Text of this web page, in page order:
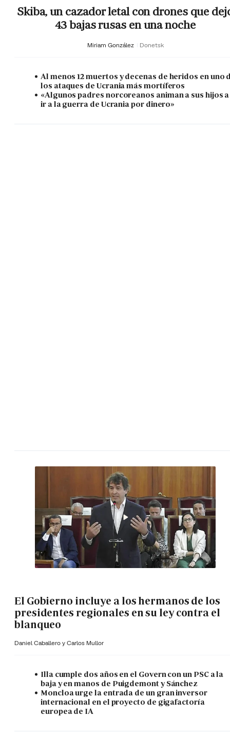
Skiba, un cazador letal con drones que
43 bajas rusas en una noche
Miriam González Donetsk
Al menos 12 muertos y decenas de heridos en uno
los ataques de Ucrania más mortíferos
«Algunos padres norcoreanos animan a sus hijos a
ir a la guerra de Ucrania por dinero»
El Gobierno incluye a los hermanos de los
presidentes regionales en su ley contra el
blanqueo
Daniel Caballero y Carlos Mullor
Illa cumple dos años en el Govern con un PSC a la
baja y en manos de Puigdemont y Sánchez
Moncloa urge la entrada de un gran inversor
internacional en el proyecto de gigafactoría
europea de IA